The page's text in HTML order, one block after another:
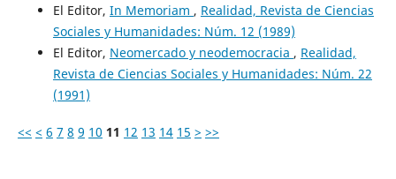
El Editor, In Memoriam , Realidad, Revista de Ciencias
Sociales y Humanidades: Núm. 12 (1989)
El Editor, Neomercado y neodemocracia , Realidad,
Revista de Ciencias Sociales y Humanidades: Núm. 22
(1991)
<< < 6 7 8 9 10 11 12 13 14 15 > >>